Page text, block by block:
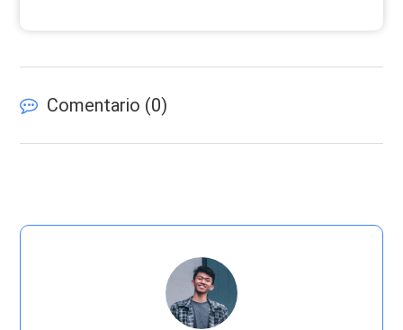
Comentario (0)